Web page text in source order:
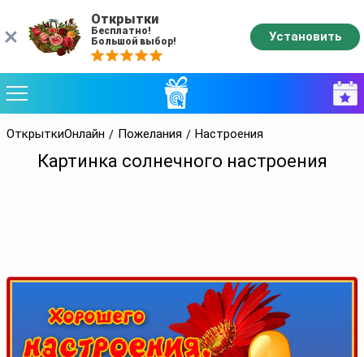
ОткрыткиОнлайн Пожелания Настроения
Картинка солнечного настроения
Открытки
Бесплатно!
Большой выбор!
Установить